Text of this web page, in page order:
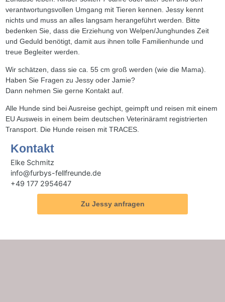
verantwortungsvollen Umgang mit Tieren kennen. Jessy kennt
nichts und muss an alles langsam herangeführt werden. Bitte
bedenken Sie, dass die Erziehung von Welpen/Junghundes Zeit
und Geduld benötigt, damit aus ihnen tolle Familienhunde und
treue Begleiter werden.
Wir schätzen, dass sie ca. 55 cm groß werden (wie die Mama).
Haben Sie Fragen zu Jessy oder Jamie?
Dann nehmen Sie gerne Kontakt auf.
Alle Hunde sind bei Ausreise gechipt, geimpft und reisen mit einem
EU Ausweis in einem beim deutschen Veterinäramt registrierten
Transport. Die Hunde reisen mit TRACES.
Kontakt
Elke Schmitz
info@furbys-fellfreunde.de
+49 177 2954647
Zu Jessy anfragen